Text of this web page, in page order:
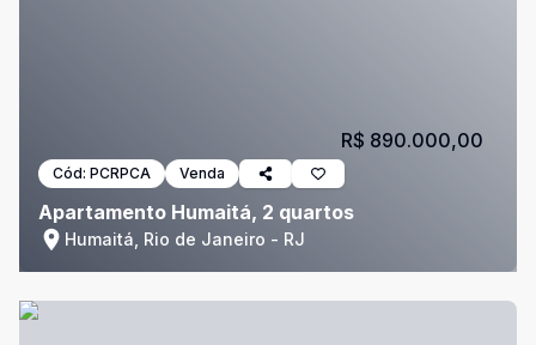
Cód: PCRPCA Venda
Apartamento Humaitá, 2 quartos
Humaitá, Rio de Janeiro - RJ
R$ 890.000,00